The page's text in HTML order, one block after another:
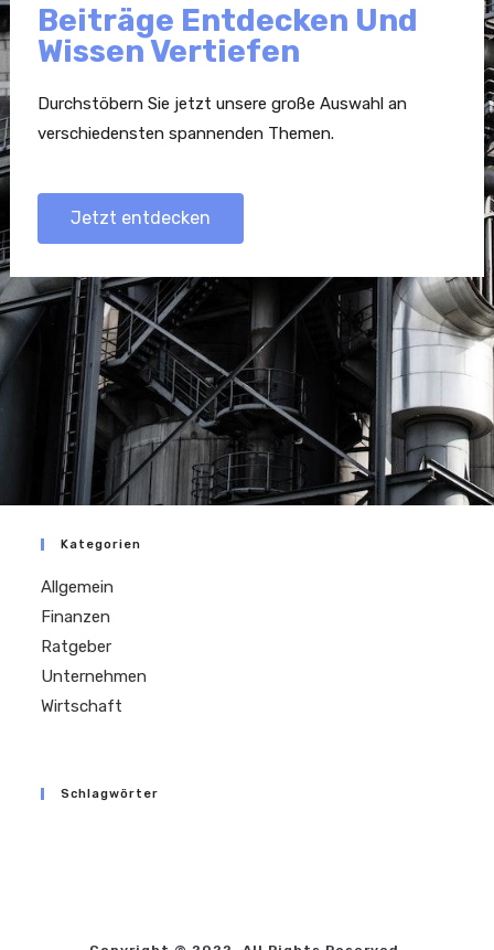
Beiträge Entdecken Und
Wissen Vertiefen
Durchstöbern Sie jetzt unsere große Auswahl an
verschiedensten spannenden Themen.
Jetzt entdecken
Kategorien
Allgemein
Finanzen
Ratgeber
Unternehmen
Wirtschaft
Schlagwörter